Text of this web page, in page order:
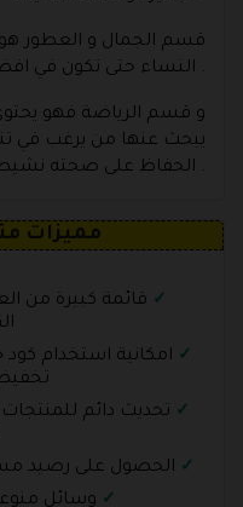
قسم الجمال و العطور
النساء حتى تكون في افضل مظهر لك امام الاخرين .
و قسم الرياضة فهو يحتوي
يبحث عنها من يرغب في
الحفاظ على صحته نشيطا .
مميزات
قائمة كبيرة من
امكانية استخدام
تحديث دائم
الحصول على رصيد
وسائل